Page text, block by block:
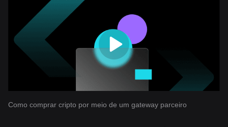
Como comprar cripto por meio de um gateway parceiro